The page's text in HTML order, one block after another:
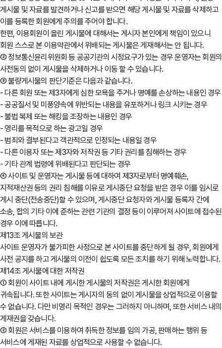
게시물 및 자료를 발견하거나 신고를 받으면 해당 게시물 및 자료를 삭제하고
이를 등록한 회원에게 주의를 주어야 합니다.
한편, 이용회원이 올린 게시물에 대해서는 게시자 본인에게 책임이 있으니
회원 스스로 본 이용약관에서 위배되는 게시물은 게재해서는 안 됩니다.
② 정보통신윤리위원회 등 공공기관의 시정요구가 있는 경우 운영자는 회원의
사전동의 없이 게시물을 삭제하거나 이동 할 수 있습니다.
③ 불량게시물의 판단기준은 다음과 같습니다.
- 다른 회원 또는 제3자에게 심한 모욕을 주거나 명예를 손상하는 내용인 경우
- 공공질서 및 미풍양속에 위반되는 내용을 유포하거나 링크 시키는 경우
- 불법 복제 또는 해킹을 조장하는 내용인 경우
- 영리를 목적으로 하는 광고일 경우
- 범죄와 결부된다고 객관적으로 인정되는 내용일 경우
- 다른 이용자 또는 제3자와 저작권 등 기타 권리를 침해하는 경우
- 기타 관계 법령에 위배된다고 판단되는 경우
④ 사이트 및 운영자는 게시물 등에 대하여 제3자로부터 명예훼손,
지적재산권 등의 권리 침해를 이유로 게시중단 요청을 받은 경우 이를 임시로
게시 중단(전송중단)할 수 있으며, 게시중단 요청자와 게시물 등록자 간에
소송, 합의 기타 이에 준하는 관련 기관의 결정 등이 이루어져 사이트에 접수된
경우 이에 따릅니다.
제13조 게시물의 보관
사이트 운영자가 불가피한 사정으로 본 사이트를 중단하게 될 경우, 회원에게
사전 공지를 하고 게시물의 이전이 쉽도록 모든 조치를 하기 위해 노력합니다.
제14조 게시물에 대한 저작권
① 회원이 사이트 내에 게시한 게시물의 저작권은 게시한 회원에게
귀속됩니다. 또한 사이트는 게시자의 동의 없이 게시물을 상업적으로 이용할
수 없습니다. 다만 비영리 목적인 경우는 그러하지 아니하며, 또한 서비스 내의
게재권을 갖습니다.
② 회원은 서비스를 이용하여 취득한 정보를 임의 가공, 판매하는 행위 등
서비스에 게재된 자료를 상업적으로 사용할 수 없습니다.